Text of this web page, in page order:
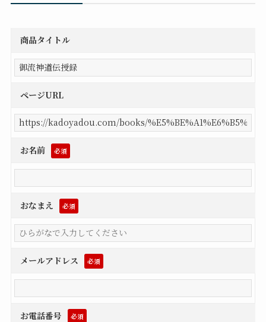
商品タイトル
ページURL
お名前 必須
おなまえ 必須
メールアドレス 必須
お電話番号 必須